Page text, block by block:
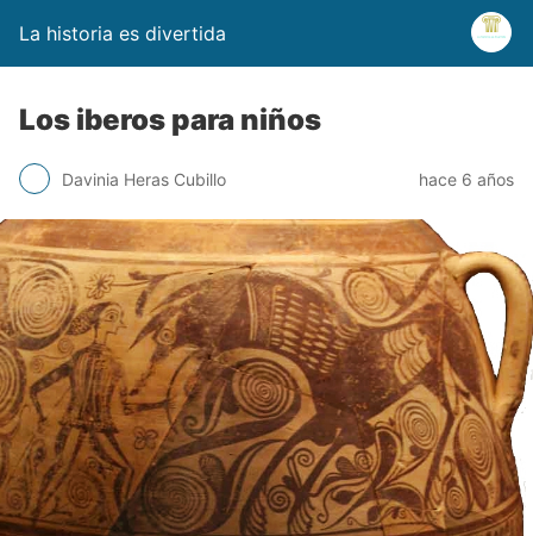
La historia es divertida
Los iberos para niños
Davinia Heras Cubillo hace 6 años